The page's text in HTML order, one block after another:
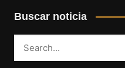
Buscar noticia